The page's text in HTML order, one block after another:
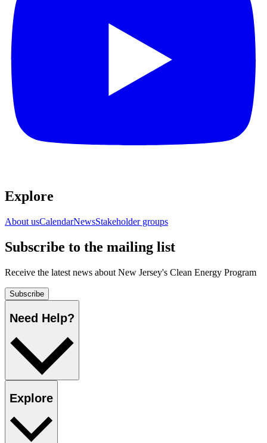
Explore​​​​‌ ‍ ​‍​‍‌‍ ‌ ​‍‌‍‍‌‌‍‌ ‌‍‍‌‌‍ ‍​‍​‍​ ‍‍​‍​‍‌ ​ ‌‍​‌‌‍ ‍‌‍‍‌‌ ‌​‌ ‍‌​‍ ‍‌‍‍‌‌‍ ​‍​‍​‍ ​​‍​‍‌‍‍​‌ ​‍‌‍‌‌‌‍‌‍​‍​‍​ ‍‍​‍​‍‌‍‍​‌ ‌​‌ ‌​‌ ​​​ ‍‍​‍ ​‍ ‌‍ ​‌‍ ‌‍​ ‌‍​‌‌‍ ​‌‍‍​‌‍ ‌ ​ ‌ ‌​​ ‍‍​ ​ ​ ​ ​ ​ ​ ​ ​‍ ‌‍‍‌‌‍ ‍‌ ‌​‌‍‌‌‌‍ ‍‌ ‌​​‍ ‌‍‌‌‌‍‌​‌‍‍‌‌ ‌​​‍ ‌‍ ‌‌‍ ‌‍‌​‌‍‌‌​ ‌‌ ​​‌ ​‍‌‍‌‌‌ ​ ‌‍‌‌‌‍ ‍‌ ‌​‌‍​‌‌ ‌​‌‍‍‌‌‍ ‌‍ ‍​ ‍ ‌‍‍‌‌‍‌​​ ‌‌ ​ ‌‍‍‌‌ ‌​‌‍‌‌‌​‌‍‌‍ ‌‍ ‌ ‌​‌‍‌‌‌ ​‍​ ‍ ‌ ‌​‌ ‍‌‌ ​​‌‍‌‌​ ‌‌‍‌‍‌‍ ‌‍ ‌ ‌​‌‍‌‌‌ ​‍​ ‍ ‌ ​​‌‍​‌‌ ‌​‌‍‍​​ ‌‌‍ ‌‌‍‌‌‌‍ ‍‌ ‌‌‌ ​ ​‍‌‌​ ‌‌‌​​‍‌‌ ‌‍‍ ‌‍‌‌‌ ‍‌​‍‌‌​ ​ ‌​‌​​‍‌‌​ ​ ‌​‌​​‍‌‌​ ​‍​ ​‍‌‍​‌​ ‍‌‌‍‌‍​ ​​‌‍‌​​ ​​​ ‌​​ ​​​ ​ ​ ​‌​ ‌‍​ ‌ ​‍‌‌​ ​‍​ ​‍​‍‌‌​ ‌‌‌​‌​​‍ ‍‌‍‍​‌‍‌‌‌‍​‌‌‍‌​‌‍‍‌‌‍ ‍‌‍‌ ​ ‌‍​‍‌‍​‌‌ ​ ‌‍‌‌‌‌‌‌‌ ​‍‌‍ ​​ ‌‌‍‍​‌ ‌​‌ ‌​‌ ​​​‍‌‌​ ​ ‌​​‌​‍‌‌​ ​‍‌​‌‍​‍‌‌​ ​‍‌​‌‍‌‍ ​‌‍ ‌‍​ ‌‍​‌‌‍ ​‌‍‍​‌‍ ‌ ​ ‌ ‌​​‍‌‌​ ​ ‌​​‌​ ​ ​ ​ ​ ​ ​ ​ ​‍‌‍‌‍‍‌‌‍‌​​ ‌‌ ​ ‌‍‍‌‌ ‌​‌‍‌‌‌​‌‍‌‍ ‌‍ ‌ ‌​‌‍‌‌‌ ​‍​‍‌‍‌ ‌​‌ ‍‌‌ ​​‌‍‌‌​ ‌‌‍‌‍‌‍ ‌‍ ‌ ‌​‌‍‌‌‌ ​‍​‍‌‍‌ ​​‌‍​‌‌ ‌​‌‍‍​​ ‌‌‍ ‌‌‍‌‌‌‍ ‍‌ ‌‌‌ ​ ​‍‌‌​ ‌‌‌​​‍‌‌ ‌‍‍ ‌‍‌‌‌ ‍‌​‍‌‌​ ​ ‌​‌​​‍‌‌​ ​ ‌​‌​​‍‌‌​ ​‍​ ​‍‌‍​‌​ ‍‌‌‍‌‍​ ​​‌‍‌​​ ​​​ ‌​​ ​​​ ​ ​ ​‌​ ‌‍​ ‌ ​‍‌‌​ ​‍​ ​‍​‍‌‌​ ‌‌‌​‌​​‍ ‍‌‍‍​‌‍‌‌‌‍​‌‌‍‌​‌‍‍‌‌‍ ‍‌‍‌ ​‍‌‍‌ ​​‌‍‌‌‌ ​‍‌ ​ ‌ ​​‌‍‌‌‌‍​ ‌ ‌​‌‍‍‌‌ ‌‍‌‍‌‌​ ‌‌ ​​‌ ‌‌‌‍​‍‌‍ ​‌‍‍‌‌ ​ ‌‍‍​‌‍‌‌‌‍‌​​‍​‍‌ ‌
About us​​​​‌ ‍ ​‍​‍‌‍ ‌ ​‍‌‍‍‌‌‍‌ ‌‍‍‌‌‍ ‍​‍​‍​ ‍‍​‍​‍‌ ​ ‌‍​‌‌‍ ‍‌‍‍‌‌ ‌​‌ ‍‌​‍ ‍‌‍‍‌‌‍ ​‍​‍​‍ ​​‍​‍‌‍‍​‌ ​‍‌‍‌‌‌‍‌‍​‍​‍​ ‍‍​‍​‍‌‍‍​‌ ‌​‌ ‌​‌ ​​​ ‍‍​‍ ​‍ ‌‍ ​‌‍ ‌‍​ ‌‍​‌‌‍ ​‌‍‍​‌‍ ‌ ​ ‌ ‌​​ ‍‍​ ​ ​ ​ ​ ​ ​ ​ ​‍ ‌‍‍‌‌‍ ‍‌ ‌​‌‍‌‌‌‍ ‍‌ ‌​​‍ ‌‍‌‌‌‍‌​‌‍‍‌‌ ‌​​‍ ‌‍ ‌‌‍ ‌‍‌​‌‍‌‌​ ‌‌ ​​‌ ​‍‌‍‌‌‌ ​ ‌‍‌‌‌‍ ‍‌ ‌​‌‍​‌‌ ‌​‌‍‍‌‌‍ ‌‍ ‍​ ‍ ‌‍‍‌‌‍‌​​ ‌‌ ​ ‌‍‍‌‌ ‌​‌‍‌‌‌​‌‍‌‍ ‌‍ ‌ ‌​‌‍‌‌‌ ​‍​ ‍ ‌ ‌​‌ ‍‌‌ ​​‌‍‌‌​ ‌‌‍‌‍‌‍ ‌‍ ‌ ‌​‌‍‌‌‌ ​‍​ ‍ ‌ ​​‌‍​‌‌ ‌​‌‍‍​​ ‌‌‍ ‌‌‍‌‌‌‍ ‍‌ ‌‌‌ ​ ​‍‌‌​ ‌‌‌​​‍‌‌ ‌‍‍ ‌‍‌‌‌ ‍‌​‍‌‌​ ​ ‌​‌​​‍‌‌​ ​ ‌​‌​​‍‌‌​ ​‍​ ​‍‌‍​‌​ ‍‌‌‍‌‍​ ​​‌‍‌​​ ​​​ ‌​​ ​​​ ​ ​ ​‌​ ‌‍​ ‌ ​‍‌‌​ ​‍​ ​‍​‍‌‌​ ‌‌‌​‌​​‍ ‍‌‍‍‌‌ ‌​‌‍‌‌‌‍ ‌‌ ​ ​‍‌‌​ ‌‌‌​​‍‌‌ ‌‍‍ ‌‍‌‌‌ ‍‌​‍‌‌​ ​ ‌​‌​​‍‌‌​ ​ ‌​‌​​‍‌‌​ ​‍​ ​‍​ ​​‌‍‌‌‌‍‌​​ ‌ ​ ​‍​ ​‍​ ​​‌‍‌‍​ ‌‍​ ‌​‌‍‌‍‌‍​‍​‍‌‌​ ​‍​ ​‍​‍‌‌​ ‌‌‌​‌​​‍ ‍‌ ‌​‌‍‌‌‌ ‍​‌ ‌​​ ‌‍​‍‌‍​‌‌ ​ ‌‍‌‌‌‌‌‌‌ ​‍‌‍ ​​ ‌‌‍‍​‌ ‌​‌ ‌​‌ ​​​‍‌‌​ ​ ‌​​‌​‍‌‌​ ​‍‌​‌‍​‍‌‌​ ​‍‌​‌‍‌‍ ​‌‍ ‌‍​ ‌‍​‌‌‍ ​‌‍‍​‌‍ ‌ ​ ‌ ‌​​‍‌‌​ ​ ‌​​‌​ ​ ​ ​ ​ ​ ​ ​ ​‍‌‍‌‍‍‌‌‍‌​​ ‌‌ ​ ‌‍‍‌‌ ‌​‌‍‌‌‌​‌‍‌‍ ‌‍ ‌ ‌​‌‍‌‌‌ ​‍​‍‌‍‌ ‌​‌ ‍‌‌ ​​‌‍‌‌​ ‌‌‍‌‍‌‍ ‌‍ ‌ ‌​‌‍‌‌‌ ​‍​‍‌‍‌ ​​‌‍​‌‌ ‌​‌‍‍​​ ‌‌‍ ‌‌‍‌‌‌‍ ‍‌ ‌‌‌ ​ ​‍‌‌​ ‌‌‌​​‍‌‌ ‌‍‍ ‌‍‌‌‌ ‍‌​‍‌‌​ ​ ‌​‌​​‍‌‌​ ​ ‌​‌​​‍‌‌​ ​‍​ ​‍‌‍​‌​ ‍‌‌‍‌‍​ ​​‌‍‌​​ ​​​ ‌​​ ​​​ ​ ​ ​‌​ ‌‍​ ‌ ​‍‌‌​ ​‍​ ​‍​‍‌‌​ ‌‌‌​‌​​‍ ‍‌‍‍‌‌ ‌​‌‍‌‌‌‍ ‌‌ ​ ​‍‌‌​ ‌‌‌​​‍‌‌ ‌‍‍ ‌‍‌‌‌ ‍‌​‍‌‌​ ​ ‌​‌​​‍‌‌​ ​ ‌​‌​​‍‌‌​ ​‍​ ​‍​ ​​‌‍‌‌‌‍‌​​ ‌ ​ ​‍​ ​‍​ ​​‌‍‌‍​ ‌‍​ ‌​‌‍‌‍‌‍​‍​‍‌‌​ ​‍​ ​‍​‍‌‌​ ‌‌‌​‌​​‍ ‍‌ ‌​‌‍‌‌‌ ‍​‌ ‌​​‍‌‍‌ ​​‌‍‌‌‌ ​‍‌ ​ ‌ ​​‌‍‌‌‌‍​ ‌ ‌​‌‍‍‌‌ ‌‍‌‍‌‌​ ‌‌ ​​‌ ‌‌‌‍​‍‌‍ ​‌‍‍‌‌ ​ ‌‍‍​‌‍‌‌‌‍‌​​‍​‍‌ ‌Calendar​​​​‌ ‍ ​‍​‍‌‍ ‌ ​‍‌‍‍‌‌‍‌ ‌‍‍‌‌‍ ‍​‍​‍​ ‍‍​‍​‍‌ ​ ‌‍​‌‌‍ ‍‌‍‍‌‌ ‌​‌ ‍‌​‍ ‍‌‍‍‌‌‍ ​‍​‍​‍ ​​‍​‍‌‍‍​‌ ​‍‌‍‌‌‌‍‌‍​‍​‍​ ‍‍​‍​‍‌‍‍​‌ ‌​‌ ‌​‌ ​​​ ‍‍​‍ ​‍ ‌‍ ​‌‍ ‌‍​ ‌‍​‌‌‍ ​‌‍‍​‌‍ ‌ ​ ‌ ‌​​ ‍‍​ ​ ​ ​ ​ ​ ​ ​ ​‍ ‌‍‍‌‌‍ ‍‌ ‌​‌‍‌‌‌‍ ‍‌ ‌​​‍ ‌‍‌‌‌‍‌​‌‍‍‌‌ ‌​​‍ ‌‍ ‌‌‍ ‌‍‌​‌‍‌‌​ ‌‌ ​​‌ ​‍‌‍‌‌‌ ​ ‌‍‌‌‌‍ ‍‌ ‌​‌‍​‌‌ ‌​‌‍‍‌‌‍ ‌‍ ‍​ ‍ ‌‍‍‌‌‍‌​​ ‌‌ ​ ‌‍‍‌‌ ‌​‌‍‌‌‌​‌‍‌‍ ‌‍ ‌ ‌​‌‍‌‌‌ ​‍​ ‍ ‌ ‌​‌ ‍‌‌ ​​‌‍‌‌​ ‌‌‍‌‍‌‍ ‌‍ ‌ ‌​‌‍‌‌‌ ​‍​ ‍ ‌ ​​‌‍​‌‌ ‌​‌‍‍​​ ‌‌‍ ‌‌‍‌‌‌‍ ‍‌ ‌‌‌ ​ ​‍‌‌​ ‌‌‌​​‍‌‌ ‌‍‍ ‌‍‌‌‌ ‍‌​‍‌‌​ ​ ‌​‌​​‍‌‌​ ​ ‌​‌​​‍‌‌​ ​‍​ ​‍‌‍​‌​ ‍‌‌‍‌‍​ ​​‌‍‌​​ ​​​ ‌​​ ​​​ ​ ​ ​‌​ ‌‍​ ‌ ​‍‌‌​ ​‍​ ​‍​‍‌‌​ ‌‌‌​‌​​‍ ‍‌‍‍‌‌ ‌​‌‍‌‌‌‍ ‌‌ ​ ​‍‌‌​ ‌‌‌​​‍‌‌ ‌‍‍ ‌‍‌‌‌ ‍‌​‍‌‌​ ​ ‌​‌​​‍‌‌​ ​ ‌​‌​​‍‌‌​ ​‍​ ​‍‌‍‌‍​ ‍​​ ‌​​ ​‍‌‍‌​‌‍‌‌​ ‌ ‌‍‌​‌‍‌‍‌‍‌​​ ‌ ​ ​‍​‍‌‌​ ​‍​ ​‍​‍‌‌​ ‌‌‌​‌​​‍ ‍‌ ‌​‌‍‌‌‌ ‍​‌ ‌​​ ‌‍​‍‌‍​‌‌ ​ ‌‍‌‌‌‌‌‌‌ ​‍‌‍ ​​ ‌‌‍‍​‌ ‌​‌ ‌​‌ ​​​‍‌‌​ ​ ‌​​‌​‍‌‌​ ​‍‌​‌‍​‍‌‌​ ​‍‌​‌‍‌‍ ​‌‍ ‌‍​ ‌‍​‌‌‍ ​‌‍‍​‌‍ ‌ ​ ‌ ‌​​‍‌‌​ ​ ‌​​‌​ ​ ​ ​ ​ ​ ​ ​ ​‍‌‍‌‍‍‌‌‍‌​​ ‌‌ ​ ‌‍‍‌‌ ‌​‌‍‌‌‌​‌‍‌‍ ‌‍ ‌ ‌​‌‍‌‌‌ ​‍​‍‌‍‌ ‌​‌ ‍‌‌ ​​‌‍‌‌​ ‌‌‍‌‍‌‍ ‌‍ ‌ ‌​‌‍‌‌‌ ​‍​‍‌‍‌ ​​‌‍​‌‌ ‌​‌‍‍​​ ‌‌‍ ‌‌‍‌‌‌‍ ‍‌ ‌‌‌ ​ ​‍‌‌​ ‌‌‌​​‍‌‌ ‌‍‍ ‌‍‌‌‌ ‍‌​‍‌‌​ ​ ‌​‌​​‍‌‌​ ​ ‌​‌​​‍‌‌​ ​‍​ ​‍‌‍​‌​ ‍‌‌‍‌‍​ ​​‌‍‌​​ ​​​ ‌​​ ​​​ ​ ​ ​‌​ ‌‍​ ‌ ​‍‌‌​ ​‍​ ​‍​‍‌‌​ ‌‌‌​‌​​‍ ‍‌‍‍‌‌ ‌​‌‍‌‌‌‍ ‌‌ ​ ​‍‌‌​ ‌‌‌​​‍‌‌ ‌‍‍ ‌‍‌‌‌ ‍‌​‍‌‌​ ​ ‌​‌​​‍‌‌​ ​ ‌​‌​​‍‌‌​ ​‍​ ​‍‌‍‌‍​ ‍​​ ‌​​ ​‍‌‍‌​‌‍‌‌​ ‌ ‌‍‌​‌‍‌‍‌‍‌​​ ‌ ​ ​‍​‍‌‌​ ​‍​ ​‍​‍‌‌​ ‌‌‌​‌​​‍ ‍‌ ‌​‌‍‌‌‌ ‍​‌ ‌​​‍‌‍‌ ​​‌‍‌‌‌ ​‍‌ ​ ‌ ​​‌‍‌‌‌‍​ ‌ ‌​‌‍‍‌‌ ‌‍‌‍‌‌​ ‌‌ ​​‌ ‌‌‌‍​‍‌‍ ​‌‍‍‌‌ ​ ‌‍‍​‌‍‌‌‌‍‌​​‍​‍‌ ‌News​​​​‌ ‍ ​‍​‍‌‍ ‌ ​‍‌‍‍‌‌‍‌ ‌‍‍‌‌‍ ‍​‍​‍​ ‍‍​‍​‍‌ ​ ‌‍​‌‌‍ ‍‌‍‍‌‌ ‌​‌ ‍‌​‍ ‍‌‍‍‌‌‍ ​‍​‍​‍ ​​‍​‍‌‍‍​‌ ​‍‌‍‌‌‌‍‌‍​‍​‍​ ‍‍​‍​‍‌‍‍​‌ ‌​‌ ‌​‌ ​​​ ‍‍​‍ ​‍ ‌‍ ​‌‍ ‌‍​ ‌‍​‌‌‍ ​‌‍‍​‌‍ ‌ ​ ‌ ‌​​ ‍‍​ ​ ​ ​ ​ ​ ​ ​ ​‍ ‌‍‍‌‌‍ ‍‌ ‌​‌‍‌‌‌‍ ‍‌ ‌​​‍ ‌‍‌‌‌‍‌​‌‍‍‌‌ ‌​​‍ ‌‍ ‌‌‍ ‌‍‌​‌‍‌‌​ ‌‌ ​​‌ ​‍‌‍‌‌‌ ​ ‌‍‌‌‌‍ ‍‌ ‌​‌‍​‌‌ ‌​‌‍‍‌‌‍ ‌‍ ‍​ ‍ ‌‍‍‌‌‍‌​​ ‌‌ ​ ‌‍‍‌‌ ‌​‌‍‌‌‌​‌‍‌‍ ‌‍ ‌ ‌​‌‍‌‌‌ ​‍​ ‍ ‌ ‌​‌ ‍‌‌ ​​‌‍‌‌​ ‌‌‍‌‍‌‍ ‌‍ ‌ ‌​‌‍‌‌‌ ​‍​ ‍ ‌ ​​‌‍​‌‌ ‌​‌‍‍​​ ‌‌‍ ‌‌‍‌‌‌‍ ‍‌ ‌‌‌ ​ ​‍‌‌​ ‌‌‌​​‍‌‌ ‌‍‍ ‌‍‌‌‌ ‍‌​‍‌‌​ ​ ‌​‌​​‍‌‌​ ​ ‌​‌​​‍‌‌​ ​‍​ ​‍‌‍​‌​ ‍‌‌‍‌‍​ ​​‌‍‌​​ ​​​ ‌​​ ​​​ ​ ​ ​‌​ ‌‍​ ‌ ​‍‌‌​ ​‍​ ​‍​‍‌‌​ ‌‌‌​‌​​‍ ‍‌‍‍‌‌ ‌​‌‍‌‌‌‍ ‌‌ ​ ​‍‌‌​ ‌‌‌​​‍‌‌ ‌‍‍ ‌‍‌‌‌ ‍‌​‍‌‌​ ​ ‌​‌​​‍‌‌​ ​ ‌​‌​​‍‌‌​ ​‍​ ​‍‌‍​ ‌‍​‍​ ‍​​ ​​​ ‍‌​ ‌‍​ ​‍​ ‌‍​ ​‍‌‍​‍​ ‍‌​ ​‌​‍‌‌​ ​‍​ ​‍​‍‌‌​ ‌‌‌​‌​​‍ ‍‌ ‌​‌‍‌‌‌ ‍​‌ ‌​​ ‌‍​‍‌‍​‌‌ ​ ‌‍‌‌‌‌‌‌‌ ​‍‌‍ ​​ ‌‌‍‍​‌ ‌​‌ ‌​‌ ​​​‍‌‌​ ​ ‌​​‌​‍‌‌​ ​‍‌​‌‍​‍‌‌​ ​‍‌​‌‍‌‍ ​‌‍ ‌‍​ ‌‍​‌‌‍ ​‌‍‍​‌‍ ‌ ​ ‌ ‌​​‍‌‌​ ​ ‌​​‌​ ​ ​ ​ ​ ​ ​ ​ ​‍‌‍‌‍‍‌‌‍‌​​ ‌‌ ​ ‌‍‍‌‌ ‌​‌‍‌‌‌​‌‍‌‍ ‌‍ ‌ ‌​‌‍‌‌‌ ​‍​‍‌‍‌ ‌​‌ ‍‌‌ ​​‌‍‌‌​ ‌‌‍‌‍‌‍ ‌‍ ‌ ‌​‌‍‌‌‌ ​‍​‍‌‍‌ ​​‌‍​‌‌ ‌​‌‍‍​​ ‌‌‍ ‌‌‍‌‌‌‍ ‍‌ ‌‌‌ ​ ​‍‌‌​ ‌‌‌​​‍‌‌ ‌‍‍ ‌‍‌‌‌ ‍‌​‍‌‌​ ​ ‌​‌​​‍‌‌​ ​ ‌​‌​​‍‌‌​ ​‍​ ​‍‌‍​‌​ ‍‌‌‍‌‍​ ​​‌‍‌​​ ​​​ ‌​​ ​​​ ​ ​ ​‌​ ‌‍​ ‌ ​‍‌‌​ ​‍​ ​‍​‍‌‌​ ‌‌‌​‌​​‍ ‍‌‍‍‌‌ ‌​‌‍‌‌‌‍ ‌‌ ​ ​‍‌‌​ ‌‌‌​​‍‌‌ ‌‍‍ ‌‍‌‌‌ ‍‌​‍‌‌​ ​ ‌​‌​​‍‌‌​ ​ ‌​‌​​‍‌‌​ ​‍​ ​‍‌‍​ ‌‍​‍​ ‍​​ ​​​ ‍‌​ ‌‍​ ​‍​ ‌‍​ ​‍‌‍​‍​ ‍‌​ ​‌​‍‌‌​ ​‍​ ​‍​‍‌‌​ ‌‌‌​‌​​‍ ‍‌ ‌​‌‍‌‌‌ ‍​‌ ‌​​‍‌‍‌ ​​‌‍‌‌‌ ​‍‌ ​ ‌ ​​‌‍‌‌‌‍​ ‌ ‌​‌‍‍‌‌ ‌‍‌‍‌‌​ ‌‌ ​​‌ ‌‌‌‍​‍‌‍ ​‌‍‍‌‌ ​ ‌‍‍​‌‍‌‌‌‍‌​​‍​‍‌ ‌Stakeholder groups​​​​‌ ‍ ​‍​‍‌‍ ‌ ​‍‌‍‍‌‌‍‌ ‌‍‍‌‌‍ ‍​‍​‍​ ‍‍​‍​‍‌ ​ ‌‍​‌‌‍ ‍‌‍‍‌‌ ‌​‌ ‍‌​‍ ‍‌‍‍‌‌‍ ​‍​‍​‍ ​​‍​‍‌‍‍​‌ ​‍‌‍‌‌‌‍‌‍​‍​‍​ ‍‍​‍​‍‌‍‍​‌ ‌​‌ ‌​‌ ​​​ ‍‍​‍ ​‍ ‌‍ ​‌‍ ‌‍​ ‌‍​‌‌‍ ​‌‍‍​‌‍ ‌ ​ ‌ ‌​​ ‍‍​ ​ ​ ​ ​ ​ ​ ​ ​‍ ‌‍‍‌‌‍ ‍‌ ‌​‌‍‌‌‌‍ ‍‌ ‌​​‍ ‌‍‌‌‌‍‌​‌‍‍‌‌ ‌​​‍ ‌‍ ‌‌‍ ‌‍‌​‌‍‌‌​ ‌‌ ​​‌ ​‍‌‍‌‌‌ ​ ‌‍‌‌‌‍ ‍‌ ‌​‌‍​‌‌ ‌​‌‍‍‌‌‍ ‌‍ ‍​ ‍ ‌‍‍‌‌‍‌​​ ‌‌ ​ ‌‍‍‌‌ ‌​‌‍‌‌‌​‌‍‌‍ ‌‍ ‌ ‌​‌‍‌‌‌ ​‍​ ‍ ‌ ‌​‌ ‍‌‌ ​​‌‍‌‌​ ‌‌‍‌‍‌‍ ‌‍ ‌ ‌​‌‍‌‌‌ ​‍​ ‍ ‌ ​​‌‍​‌‌ ‌​‌‍‍​​ ‌‌‍ ‌‌‍‌‌‌‍ ‍‌ ‌‌‌ ​ ​‍‌‌​ ‌‌‌​​‍‌‌ ‌‍‍ ‌‍‌‌‌ ‍‌​‍‌‌​ ​ ‌​‌​​‍‌‌​ ​ ‌​‌​​‍‌‌​ ​‍​ ​‍‌‍​‌​ ‍‌‌‍‌‍​ ​​‌‍‌​​ ​​​ ‌​​ ​​​ ​ ​ ​‌​ ‌‍​ ‌ ​‍‌‌​ ​‍​ ​‍​‍‌‌​ ‌‌‌​‌​​‍ ‍‌‍‍‌‌ ‌​‌‍‌‌‌‍ ‌‌ ​ ​‍‌‌​ ‌‌‌​​‍‌‌ ‌‍‍ ‌‍‌‌‌ ‍‌​‍‌‌​ ​ ‌​‌​​‍‌‌​ ​ ‌​‌​​‍‌‌​ ​‍​ ​‍‌‍​‌‌‍‌​​ ‌‌​ ​​​ ​‍‌‍​‍‌‍​‌‌‍‌‌​ ‌​​ ‍‌‌‍‌‍​ ‌​​‍‌‌​ ​‍​ ​‍​‍‌‌​ ‌‌‌​‌​​‍ ‍‌ ‌​‌‍‌‌‌ ‍​‌ ‌​​ ‌‍​‍‌‍​‌‌ ​ ‌‍‌‌‌‌‌‌‌ ​‍‌‍ ​​ ‌‌‍‍​‌ ‌​‌ ‌​‌ ​​​‍‌‌​ ​ ‌​​‌​‍‌‌​ ​‍‌​‌‍​‍‌‌​ ​‍‌​‌‍‌‍ ​‌‍ ‌‍​ ‌‍​‌‌‍ ​‌‍‍​‌‍ ‌ ​ ‌ ‌​​‍‌‌​ ​ ‌​​‌​ ​ ​ ​ ​ ​ ​ ​ ​‍‌‍‌‍‍‌‌‍‌​​ ‌‌ ​ ‌‍‍‌‌ ‌​‌‍‌‌‌​‌‍‌‍ ‌‍ ‌ ‌​‌‍‌‌‌ ​‍​‍‌‍‌ ‌​‌ ‍‌‌ ​​‌‍‌‌​ ‌‌‍‌‍‌‍ ‌‍ ‌ ‌​‌‍‌‌‌ ​‍​‍‌‍‌ ​​‌‍​‌‌ ‌​‌‍‍​​ ‌‌‍ ‌‌‍‌‌‌‍ ‍‌ ‌‌‌ ​ ​‍‌‌​ ‌‌‌​​‍‌‌ ‌‍‍ ‌‍‌‌‌ ‍‌​‍‌‌​ ​ ‌​‌​​‍‌‌​ ​ ‌​‌​​‍‌‌​ ​‍​ ​‍‌‍​‌​ ‍‌‌‍‌‍​ ​​‌‍‌​​ ​​​ ‌​​ ​​​ ​ ​ ​‌​ ‌‍​ ‌ ​‍‌‌​ ​‍​ ​‍​‍‌‌​ ‌‌‌​‌​​‍ ‍‌‍‍‌‌ ‌​‌‍‌‌‌‍ ‌‌ ​ ​‍‌‌​ ‌‌‌​​‍‌‌ ‌‍‍ ‌‍‌‌‌ ‍‌​‍‌‌​ ​ ‌​‌​​‍‌‌​ ​ ‌​‌​​‍‌‌​ ​‍​ ​‍‌‍​‌‌‍‌​​ ‌‌​ ​​​ ​‍‌‍​‍‌‍​‌‌‍‌‌​ ‌​​ ‍‌‌‍‌‍​ ‌​​‍‌‌​ ​‍​ ​‍​‍‌‌​ ‌‌‌​‌​​‍ ‍‌ ‌​‌‍‌‌‌ ‍​‌ ‌​​‍‌‍‌ ​​‌‍‌‌‌ ​‍‌ ​ ‌ ​​‌‍‌‌‌‍​ ‌ ‌​‌‍‍‌‌ ‌‍‌‍‌‌​ ‌‌ ​​‌ ‌‌‌‍​‍‌‍ ​‌‍‍‌‌ ​ ‌‍‍​‌‍‌‌‌‍‌​​‍​‍‌ ‌
Subscribe to the mailing list​​​​‌ ‍ ​‍​‍‌‍ ‌ ​‍‌‍‍‌‌‍‌ ‌‍‍‌‌‍ ‍​‍​‍​ ‍‍​‍​‍‌ ​ ‌‍​‌‌‍ ‍‌‍‍‌‌ ‌​‌ ‍‌​‍ ‍‌‍‍‌‌‍ ​‍​‍​‍ ​​‍​‍‌‍‍​‌ ​‍‌‍‌‌‌‍‌‍​‍​‍​ ‍‍​‍​‍‌‍‍​‌ ‌​‌ ‌​‌ ​​​ ‍‍​‍ ​‍ ‌‍ ​‌‍ ‌‍​ ‌‍​‌‌‍ ​‌‍‍​‌‍ ‌ ​ ‌ ‌​​ ‍‍​ ​ ​ ​ ​ ​ ​ ​ ​‍ ‌‍‍‌‌‍ ‍‌ ‌​‌‍‌‌‌‍ ‍‌ ‌​​‍ ‌‍‌‌‌‍‌​‌‍‍‌‌ ‌​​‍ ‌‍ ‌‌‍ ‌‍‌​‌‍‌‌​ ‌‌ ​​‌ ​‍‌‍‌‌‌ ​ ‌‍‌‌‌‍ ‍‌ ‌​‌‍​‌‌ ‌​‌‍‍‌‌‍ ‌‍ ‍​ ‍ ‌‍‍‌‌‍‌​​ ‌‌ ​ ‌‍‍‌‌ ‌​‌‍‌‌‌​‌‍‌‍ ‌‍ ‌ ‌​‌‍‌‌‌ ​‍​ ‍ ‌ ‌​‌ ‍‌‌ ​​‌‍‌‌​ ‌‌‍‌‍‌‍ ‌‍ ‌ ‌​‌‍‌‌‌ ​‍​ ‍ ‌ ​​‌‍​‌‌ ‌​‌‍‍​​ ‌‌‍ ‍‌‍‌‌‌ ‌ ‌ ​ ‌‍ ​‌‍‌‌‌ ‌​‌ ‌​‌‍‌‌‌ ​‍​‍ ‍‌‍‍​‌‍‌‌‌‍​‌‌‍‌​‌‍‍‌‌‍ ‍‌‍‌ ​ ‌‍​‍‌‍​‌‌ ​ ‌‍‌‌‌‌‌‌‌ ​‍‌‍ ​​ ‌‌‍‍​‌ ‌​‌ ‌​‌ ​​​‍‌‌​ ​ ‌​​‌​‍‌‌​ ​‍‌​‌‍​‍‌‌​ ​‍‌​‌‍‌‍ ​‌‍ ‌‍​ ‌‍​‌‌‍ ​‌‍‍​‌‍ ‌ ​ ‌ ‌​​‍‌‌​ ​ ‌​​‌​ ​ ​ ​ ​ ​ ​ ​ ​‍‌‍‌‍‍‌‌‍‌​​ ‌‌ ​ ‌‍‍‌‌ ‌​‌‍‌‌‌​‌‍‌‍ ‌‍ ‌ ‌​‌‍‌‌‌ ​‍​‍‌‍‌ ‌​‌ ‍‌‌ ​​‌‍‌‌​ ‌‌‍‌‍‌‍ ‌‍ ‌ ‌​‌‍‌‌‌ ​‍​‍‌‍‌ ​​‌‍​‌‌ ‌​‌‍‍​​ ‌‌‍ ‍‌‍‌‌‌ ‌ ‌ ​ ‌‍ ​‌‍‌‌‌ ‌​‌ ‌​‌‍‌‌‌ ​‍​‍ ‍‌‍‍​‌‍‌‌‌‍​‌‌‍‌​‌‍‍‌‌‍ ‍‌‍‌ ​‍‌‍‌ ​​‌‍‌‌‌ ​‍‌ ​ ‌ ​​‌‍‌‌‌‍​ ‌ ‌​‌‍‍‌‌ ‌‍‌‍‌‌​ ‌‌ ​​‌ ‌‌‌‍​‍‌‍ ​‌‍‍‌‌ ​ ‌‍‍​‌‍‌‌‌‍‌​​‍​‍‌ ‌
Receive the latest news about New Jersey's Clean Energy Program​​​​‌ ‍ ​‍​‍‌‍ ‌ ​‍‌‍‍‌‌‍‌ ‌‍‍‌‌‍ ‍​‍​‍​ ‍‍​‍​‍‌ ​ ‌‍​‌‌‍ ‍‌‍‍‌‌ ‌​‌ ‍‌​‍ ‍‌‍‍‌‌‍ ​‍​‍​‍ ​​‍​‍‌‍‍​‌ ​‍‌‍‌‌‌‍‌‍​‍​‍​ ‍‍​‍​‍‌‍‍​‌ ‌​‌ ‌​‌ ​​​ ‍‍​‍ ​‍ ‌‍ ​‌‍ ‌‍​ ‌‍​‌‌‍ ​‌‍‍​‌‍ ‌ ​ ‌ ‌​​ ‍‍​ ​ ​ ​ ​ ​ ​ ​ ​‍ ‌‍‍‌‌‍ ‍‌ ‌​‌‍‌‌‌‍ ‍‌ ‌​​‍ ‌‍‌‌‌‍‌​‌‍‍‌‌ ‌​​‍ ‌‍ ‌‌‍ ‌‍‌​‌‍‌‌​ ‌‌ ​​‌ ​‍‌‍‌‌‌ ​ ‌‍‌‌‌‍ ‍‌ ‌​‌‍​‌‌ ‌​‌‍‍‌‌‍ ‌‍ ‍​ ‍ ‌‍‍‌‌‍‌​​ ‌‌ ​ ‌‍‍‌‌ ‌​‌‍‌‌‌​‌‍‌‍ ‌‍ ‌ ‌​‌‍‌‌‌ ​‍​ ‍ ‌ ‌​‌ ‍‌‌ ​​‌‍‌‌​ ‌‌‍‌‍‌‍ ‌‍ ‌ ‌​‌‍‌‌‌ ​‍​ ‍ ‌ ​​‌‍​‌‌ ‌​‌‍‍​​ ‌‌‍ ‍‌‍‌‌‌ ‌ ‌ ​ ‌‍ ​‌‍‌‌‌ ‌​‌ ‌​‌‍‌‌‌ ​‍​‍ ‍‌ ‌​‌‍‌‌‌ ‍​‌ ‌​​ ‌‍​‍‌‍​‌‌ ​ ‌‍‌‌‌‌‌‌‌ ​‍‌‍ ​​ ‌‌‍‍​‌ ‌​‌ ‌​‌ ​​​‍‌‌​ ​ ‌​​‌​‍‌‌​ ​‍‌​‌‍​‍‌‌​ ​‍‌​‌‍‌‍ ​‌‍ ‌‍​ ‌‍​‌‌‍ ​‌‍‍​‌‍ ‌ ​ ‌ ‌​​‍‌‌​ ​ ‌​​‌​ ​ ​ ​ ​ ​ ​ ​ ​‍‌‍‌‍‍‌‌‍‌​​ ‌‌ ​ ‌‍‍‌‌ ‌​‌‍‌‌‌​‌‍‌‍ ‌‍ ‌ ‌​‌‍‌‌‌ ​‍​‍‌‍‌ ‌​‌ ‍‌‌ ​​‌‍‌‌​ ‌‌‍‌‍‌‍ ‌‍ ‌ ‌​‌‍‌‌‌ ​‍​‍‌‍‌ ​​‌‍​‌‌ ‌​‌‍‍​​ ‌‌‍ ‍‌‍‌‌‌ ‌ ‌ ​ ‌‍ ​‌‍‌‌‌ ‌​‌ ‌​‌‍‌‌‌ ​‍​‍ ‍‌ ‌​‌‍‌‌‌ ‍​‌ ‌​​‍‌‍‌ ​​‌‍‌‌‌ ​‍‌ ​ ‌ ​​‌‍‌‌‌‍​ ‌ ‌​‌‍‍‌‌ ‌‍‌‍‌‌​ ‌‌ ​​‌ ‌‌‌‍​‍‌‍ ​‌‍‍‌‌ ​ ‌‍‍​‌‍‌‌‌‍‌​​‍​‍‌ ‌
Subscribe​​​​‌ ‍ ​‍​‍‌‍ ‌ ​‍‌‍‍‌‌‍‌ ‌‍‍‌‌‍ ‍​‍​‍​ ‍‍​‍​‍‌ ​ ‌‍​‌‌‍ ‍‌‍‍‌‌ ‌​‌ ‍‌​‍ ‍‌‍‍‌‌‍ ​‍​‍​‍ ​​‍​‍‌‍‍​‌ ​‍‌‍‌‌‌‍‌‍​‍​‍​ ‍‍​‍​‍‌‍‍​‌ ‌​‌ ‌​‌ ​​​ ‍‍​‍ ​‍ ‌‍ ​‌‍ ‌‍​ ‌‍​‌‌‍ ​‌‍‍​‌‍ ‌ ​ ‌ ‌​​ ‍‍​ ​ ​ ​ ​ ​ ​ ​ ​‍ ‌‍‍‌‌‍ ‍‌ ‌​‌‍‌‌‌‍ ‍‌ ‌​​‍ ‌‍‌‌‌‍‌​‌‍‍‌‌ ‌​​‍ ‌‍ ‌‌‍ ‌‍‌​‌‍‌‌​ ‌‌ ​​‌ ​‍‌‍‌‌‌ ​ ‌‍‌‌‌‍ ‍‌ ‌​‌‍​‌‌ ‌​‌‍‍‌‌‍ ‌‍ ‍​ ‍ ‌‍‍‌‌‍‌​​ ‌‌ ​ ‌‍‍‌‌ ‌​‌‍‌‌‌​‌‍‌‍ ‌‍ ‌ ‌​‌‍‌‌‌ ​‍​ ‍ ‌ ‌​‌ ‍‌‌ ​​‌‍‌‌​ ‌‌‍‌‍‌‍ ‌‍ ‌ ‌​‌‍‌‌‌ ​‍​ ‍ ‌ ​​‌‍​‌‌ ‌​‌‍‍​​ ‌‌‍ ‍‌‍‌‌‌ ‌ ‌ ​ ‌‍ ​‌‍‌‌‌ ‌​‌ ‌​‌‍‌‌‌ ​‍​‍ ‍‌‍​‍‌ ‌​‌‍ ‍​ ‌‍​‍‌‍​‌‌ ​ ‌‍‌‌‌‌‌‌‌ ​‍‌‍ ​​ ‌‌‍‍​‌ ‌​‌ ‌​‌ ​​​‍‌‌​ ​ ‌​​‌​‍‌‌​ ​‍‌​‌‍​‍‌‌​ ​‍‌​‌‍‌‍ ​‌‍ ‌‍​ ‌‍​‌‌‍ ​‌‍‍​‌‍ ‌ ​ ‌ ‌​​‍‌‌​ ​ ‌​​‌​ ​ ​ ​ ​ ​ ​ ​ ​‍‌‍‌‍‍‌‌‍‌​​ ‌‌ ​ ‌‍‍‌‌ ‌​‌‍‌‌‌​‌‍‌‍ ‌‍ ‌ ‌​‌‍‌‌‌ ​‍​‍‌‍‌ ‌​‌ ‍‌‌ ​​‌‍‌‌​ ‌‌‍‌‍‌‍ ‌‍ ‌ ‌​‌‍‌‌‌ ​‍​‍‌‍‌ ​​‌‍​‌‌ ‌​‌‍‍​​ ‌‌‍ ‍‌‍‌‌‌ ‌ ‌ ​ ‌‍ ​‌‍‌‌‌ ‌​‌ ‌​‌‍‌‌‌ ​‍​‍ ‍‌‍​‍‌ ‌​‌‍ ‍​‍‌‍‌ ​​‌‍‌‌‌ ​‍‌ ​ ‌ ​​‌‍‌‌‌‍​ ‌ ‌​‌‍‍‌‌ ‌‍‌‍‌‌​ ‌‌ ​​‌ ‌‌‌‍​‍‌‍ ​‌‍‍‌‌ ​ ‌‍‍​‌‍‌‌‌‍‌​​‍​‍‌ ‌
Need Help?​​​​‌ ‍ ​‍​‍‌‍ ‌ ​‍‌‍‍‌‌‍‌ ‌‍‍‌‌‍ ‍​‍​‍​ ‍‍​‍​‍‌ ​ ‌‍​‌‌‍ ‍‌‍‍‌‌ ‌​‌ ‍‌​‍ ‍‌‍‍‌‌‍ ​‍​‍​‍ ​​‍​‍‌‍‍​‌ ​‍‌‍‌‌‌‍‌‍​‍​‍​ ‍‍​‍​‍‌‍‍​‌ ‌​‌ ‌​‌ ​​​ ‍‍​‍ ​‍ ‌‍ ​‌‍ ‌‍​ ‌‍​‌‌‍ ​‌‍‍​‌‍ ‌ ​ ‌ ‌​​ ‍‍​ ​ ​ ​ ​ ​ ​ ​ ​‍ ‌‍‍‌‌‍ ‍‌ ‌​‌‍‌‌‌‍ ‍‌ ‌​​‍ ‌‍‌‌‌‍‌​‌‍‍‌‌ ‌​​‍ ‌‍ ‌‌‍ ‌‍‌​‌‍‌‌​ ‌‌ ​​‌ ​‍‌‍‌‌‌ ​ ‌‍‌‌‌‍ ‍‌ ‌​‌‍​‌‌ ‌​‌‍‍‌‌‍ ‌‍ ‍​ ‍ ‌‍‍‌‌‍‌​​ ‌‌ ​ ‌‍‍‌‌ ‌​‌‍‌‌‌​‌‍‌‍ ‌‍ ‌ ‌​‌‍‌‌‌ ​‍​ ‍ ‌ ‌​‌ ‍‌‌ ​​‌‍‌‌​ ‌‌‍‌‍‌‍ ‌‍ ‌ ‌​‌‍‌‌‌ ​‍​ ‍ ‌ ​​‌‍​‌‌ ‌​‌‍‍​​ ‌‌‍ ‌‌‍‌‌‌‍ ‍‌ ‌‌‌ ​ ​‍‌‌​ ‌‌‌​​‍‌‌ ‌‍‍ ‌‍‌‌‌ ‍‌​‍‌‌​ ​ ‌​‌​​‍‌‌​ ​ ‌​‌​​‍‌‌​ ​‍​ ​‍‌‍‌‌‌‍‌‍​ ​‌​ ‌ ​ ​‌‌‍​ ‌‍‌‌‌‍​‌​ ‍‌‌‍‌​​ ​‍‌‍​ ​‍‌‌​ ​‍​ ​‍​‍‌‌​ ‌‌‌​‌​​‍ ‍‌‍‍​‌‍‌‌‌‍​‌‌‍‌​‌‍‍‌‌‍ ‍‌‍‌ ​ ‌‍​‍‌‍​‌‌ ​ ‌‍‌‌‌‌‌‌‌ ​‍‌‍ ​​ ‌‌‍‍​‌ ‌​‌ ‌​‌ ​​​‍‌‌​ ​ ‌​​‌​‍‌‌​ ​‍‌​‌‍​‍‌‌​ ​‍‌​‌‍‌‍ ​‌‍ ‌‍​ ‌‍​‌‌‍ ​‌‍‍​‌‍ ‌ ​ ‌ ‌​​‍‌‌​ ​ ‌​​‌​ ​ ​ ​ ​ ​ ​ ​ ​‍‌‍‌‍‍‌‌‍‌​​ ‌‌ ​ ‌‍‍‌‌ ‌​‌‍‌‌‌​‌‍‌‍ ‌‍ ‌ ‌​‌‍‌‌‌ ​‍​‍‌‍‌ ‌​‌ ‍‌‌ ​​‌‍‌‌​ ‌‌‍‌‍‌‍ ‌‍ ‌ ‌​‌‍‌‌‌ ​‍​‍‌‍‌ ​​‌‍​‌‌ ‌​‌‍‍​​ ‌‌‍ ‌‌‍‌‌‌‍ ‍‌ ‌‌‌ ​ ​‍‌‌​ ‌‌‌​​‍‌‌ ‌‍‍ ‌‍‌‌‌ ‍‌​‍‌‌​ ​ ‌​‌​​‍‌‌​ ​ ‌​‌​​‍‌‌​ ​‍​ ​‍‌‍‌‌‌‍‌‍​ ​‌​ ‌ ​ ​‌‌‍​ ‌‍‌‌‌‍​‌​ ‍‌‌‍‌​​ ​‍‌‍​ ​‍‌‌​ ​‍​ ​‍​‍‌‌​ ‌‌‌​‌​​‍ ‍‌‍‍​‌‍‌‌‌‍​‌‌‍‌​‌‍‍‌‌‍ ‍‌‍‌ ​‍‌‍‌ ​​‌‍‌‌‌ ​‍‌ ​ ‌ ​​‌‍‌‌‌‍​ ‌ ‌​‌‍‍‌‌ ‌‍‌‍‌‌​ ‌‌ ​​‌ ‌‌‌‍​‍‌‍ ​‌‍‍‌‌ ​ ‌‍‍​‌‍‌‌‌‍‌​​‍​‍‌ ‌
Explore​​​​‌ ‍ ​‍​‍‌‍ ‌ ​‍‌‍‍‌‌‍‌ ‌‍‍‌‌‍ ‍​‍​‍​ ‍‍​‍​‍‌ ​ ‌‍​‌‌‍ ‍‌‍‍‌‌ ‌​‌ ‍‌​‍ ‍‌‍‍‌‌‍ ​‍​‍​‍ ​​‍​‍‌‍‍​‌ ​‍‌‍‌‌‌‍‌‍​‍​‍​ ‍‍​‍​‍‌‍‍​‌ ‌​‌ ‌​‌ ​​​ ‍‍​‍ ​‍ ‌‍ ​‌‍ ‌‍​ ‌‍​‌‌‍ ​‌‍‍​‌‍ ‌ ​ ‌ ‌​​ ‍‍​ ​ ​ ​ ​ ​ ​ ​ ​‍ ‌‍‍‌‌‍ ‍‌ ‌​‌‍‌‌‌‍ ‍‌ ‌​​‍ ‌‍‌‌‌‍‌​‌‍‍‌‌ ‌​​‍ ‌‍ ‌‌‍ ‌‍‌​‌‍‌‌​ ‌‌ ​​‌ ​‍‌‍‌‌‌ ​ ‌‍‌‌‌‍ ‍‌ ‌​‌‍​‌‌ ‌​‌‍‍‌‌‍ ‌‍ ‍​ ‍ ‌‍‍‌‌‍‌​​ ‌‌ ​ ‌‍‍‌‌ ‌​‌‍‌‌‌​‌‍‌‍ ‌‍ ‌ ‌​‌‍‌‌‌ ​‍​ ‍ ‌ ‌​‌ ‍‌‌ ​​‌‍‌‌​ ‌‌‍‌‍‌‍ ‌‍ ‌ ‌​‌‍‌‌‌ ​‍​ ‍ ‌ ​​‌‍​‌‌ ‌​‌‍‍​​ ‌‌‍ ‌‌‍‌‌‌‍ ‍‌ ‌‌‌ ​ ​‍‌‌​ ‌‌‌​​‍‌‌ ‌‍‍ ‌‍‌‌‌ ‍‌​‍‌‌​ ​ ‌​‌​​‍‌‌​ ​ ‌​‌​​‍‌‌​ ​‍​ ​‍‌‍​‌​ ‍‌‌‍‌‍​ ​​‌‍‌​​ ​​​ ‌​​ ​​​ ​ ​ ​‌​ ‌‍​ ‌ ​‍‌‌​ ​‍​ ​‍​‍‌‌​ ‌‌‌​‌​​‍ ‍‌‍‍​‌‍‌‌‌‍​‌‌‍‌​‌‍‍‌‌‍ ‍‌‍‌ ​ ‌‍​‍‌‍​‌‌ ​ ‌‍‌‌‌‌‌‌‌ ​‍‌‍ ​​ ‌‌‍‍​‌ ‌​‌ ‌​‌ ​​​‍‌‌​ ​ ‌​​‌​‍‌‌​ ​‍‌​‌‍​‍‌‌​ ​‍‌​‌‍‌‍ ​‌‍ ‌‍​ ‌‍​‌‌‍ ​‌‍‍​‌‍ ‌ ​ ‌ ‌​​‍‌‌​ ​ ‌​​‌​ ​ ​ ​ ​ ​ ​ ​ ​‍‌‍‌‍‍‌‌‍‌​​ ‌‌ ​ ‌‍‍‌‌ ‌​‌‍‌‌‌​‌‍‌‍ ‌‍ ‌ ‌​‌‍‌‌‌ ​‍​‍‌‍‌ ‌​‌ ‍‌‌ ​​‌‍‌‌​ ‌‌‍‌‍‌‍ ‌‍ ‌ ‌​‌‍‌‌‌ ​‍​‍‌‍‌ ​​‌‍​‌‌ ‌​‌‍‍​​ ‌‌‍ ‌‌‍‌‌‌‍ ‍‌ ‌‌‌ ​ ​‍‌‌​ ‌‌‌​​‍‌‌ ‌‍‍ ‌‍‌‌‌ ‍‌​‍‌‌​ ​ ‌​‌​​‍‌‌​ ​ ‌​‌​​‍‌‌​ ​‍​ ​‍‌‍​‌​ ‍‌‌‍‌‍​ ​​‌‍‌​​ ​​​ ‌​​ ​​​ ​ ​ ​‌​ ‌‍​ ‌ ​‍‌‌​ ​‍​ ​‍​‍‌‌​ ‌‌‌​‌​​‍ ‍‌‍‍​‌‍‌‌‌‍​‌‌‍‌​‌‍‍‌‌‍ ‍‌‍‌ ​‍‌‍‌ ​​‌‍‌‌‌ ​‍‌ ​ ‌ ​​‌‍‌‌‌‍​ ‌ ‌​‌‍‍‌‌ ‌‍‌‍‌‌​ ‌‌ ​​‌ ‌‌‌‍​‍‌‍ ​‌‍‍‌‌ ​ ‌‍‍​‌‍‌‌‌‍‌​​‍​‍‌ ‌